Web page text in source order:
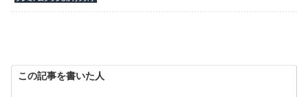
この記事を書いた人